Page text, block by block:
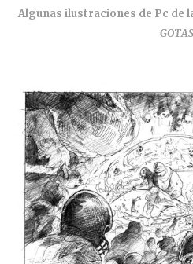
Algunas ilustraciones de Pc de
GOTAS